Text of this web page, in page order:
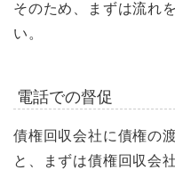
そのため、まずは流れ
い。
電話での督促
債権回収会社に債権の
と、まずは債権回収会